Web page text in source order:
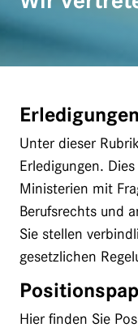
Erledigungen
Unter dieser
Erledigungen.
Ministerien mit
Berufsrechts und
Sie stellen
gesetzlichen
Hier finden Sie